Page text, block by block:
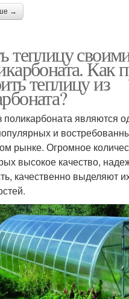
→
теплицу
Как
теплицу из
являются
и
рынке. Огромное
высокое качество,
качественно выделяют